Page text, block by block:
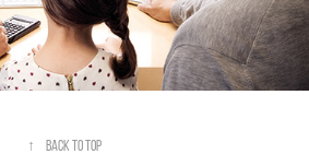
↑ Back to Top